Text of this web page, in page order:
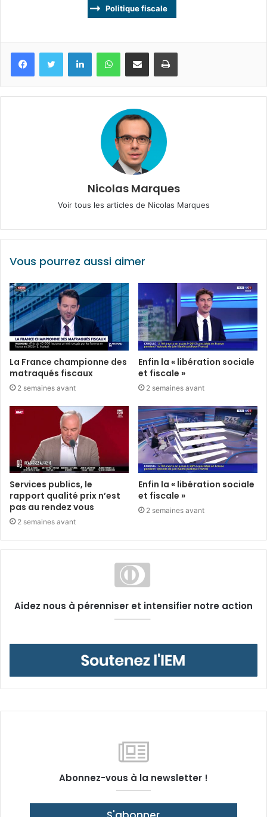
Politique fiscale
FacebookTwitter LinkedinWhatsApp
Partagez par mail Imprimez
Nicolas Marques
Voir tous les articles de Nicolas Marques
Vous pourrez aussi aimer
La France championne des
matraqués fiscaux
2 semaines avant
Enfin la « libération sociale
et fiscale »
2 semaines avant
Services publics, le
rapport qualité prix n’est
pas au rendez vous
2 semaines avant
Enfin la « libération sociale
et fiscale »
2 semaines avant
Aidez nous à pérenniser et intensifier notre action
Abonnez-vous à la newsletter !